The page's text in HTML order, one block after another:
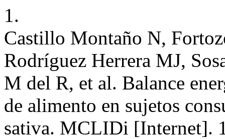
1.
Castillo Montaño N,
Rodríguez Herrera MJ,
M del R, et al. Balance
de alimento en sujetos
sativa. MCLIDi [Internet].